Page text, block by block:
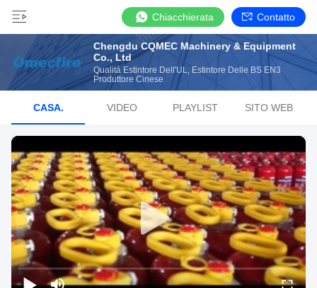
Chiacchierata Contatto
Chengdu CQMEC Machinery & Equipment
Co., Ltd
Qualità Estintore Dell'UL, Estintore Delle BS EN3
Produttore Cinese
CASA. VIDEO PLAYLIST SITO WEB